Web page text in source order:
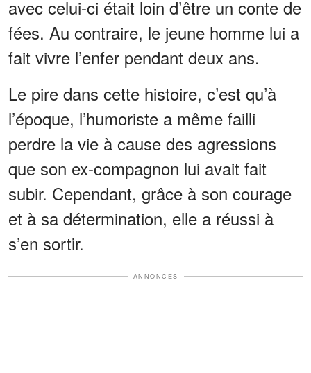
avec celui-ci était loin d’être un conte de
fées. Au contraire, le jeune homme lui a
fait vivre l’enfer pendant deux ans.
Le pire dans cette histoire, c’est qu’à
l’époque, l’humoriste a même failli
perdre la vie à cause des agressions
que son ex-compagnon lui avait fait
subir. Cependant, grâce à son courage
et à sa détermination, elle a réussi à
s’en sortir.
ANNONCES